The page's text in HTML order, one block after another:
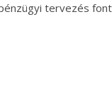
tervezés